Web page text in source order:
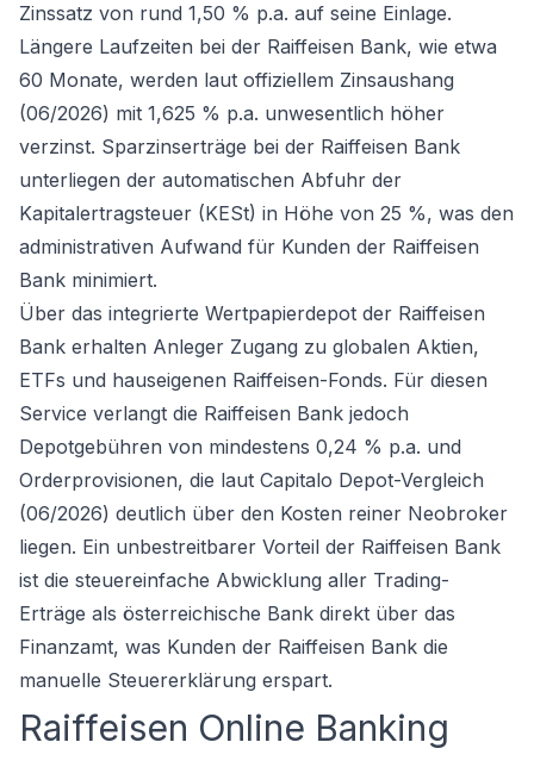
Zinssatz von rund 1,50 % p.a. auf seine Einlage.
Längere Laufzeiten bei der Raiffeisen Bank, wie etwa
60 Monate, werden laut offiziellem Zinsaushang
(06/2026) mit 1,625 % p.a. unwesentlich höher
verzinst. Sparzinserträge bei der Raiffeisen Bank
unterliegen der automatischen Abfuhr der
Kapitalertragsteuer (KESt) in Höhe von 25 %, was den
administrativen Aufwand für Kunden der Raiffeisen
Bank minimiert.
Über das integrierte Wertpapierdepot der Raiffeisen
Bank erhalten Anleger Zugang zu globalen Aktien,
ETFs und hauseigenen Raiffeisen-Fonds. Für diesen
Service verlangt die Raiffeisen Bank jedoch
Depotgebühren von mindestens 0,24 % p.a. und
Orderprovisionen, die laut Capitalo Depot-Vergleich
(06/2026) deutlich über den Kosten reiner Neobroker
liegen. Ein unbestreitbarer Vorteil der Raiffeisen Bank
ist die steuereinfache Abwicklung aller Trading-
Erträge als österreichische Bank direkt über das
Finanzamt, was Kunden der Raiffeisen Bank die
manuelle Steuererklärung erspart.
Raiffeisen Online Banking